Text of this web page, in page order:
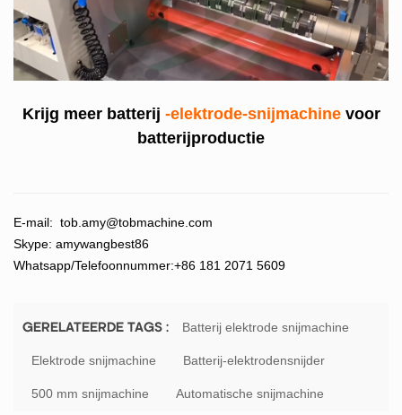
Krijg meer batterij -elektrode-snijmachinevoor
batterijproductie
E-mail: tob.amy@tobmachine.com
Skype: amywangbest86
Whatsapp/Telefoonnummer:+86 181 2071 5609
GERELATEERDE TAGS : Batterij elektrode snijmachine
Elektrode snijmachine Batterij-elektrodensnijder
500 mm snijmachine Automatische snijmachine